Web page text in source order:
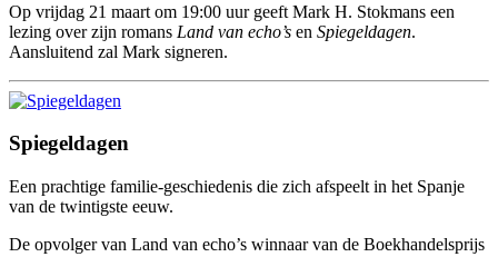
Op vrijdag 21 maart om 19:00 uur geeft Mark H. Stokmans een
lezing over zijn romans Land van echo’s en Spiegeldagen.
Aansluitend zal Mark signeren.
Spiegeldagen
Een prachtige familie-geschiedenis die zich afspeelt in het Spanje
van de twintigste eeuw.
De opvolger van Land van echo’s winnaar van de Boekhandelsprijs